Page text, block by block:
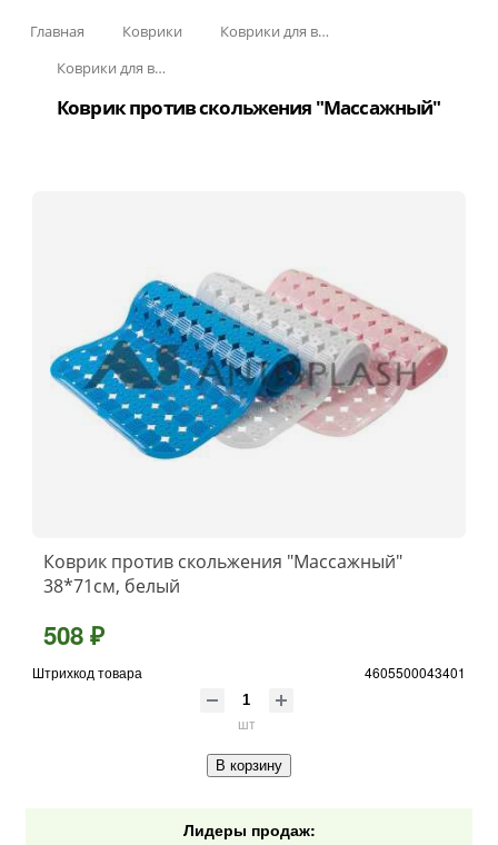
Главная Коврики
Коврики для ванн
Коврики для ванн против скольжения
Коврик против скольжения "Массажный"
Коврик против скольжения "Массажный"
38*71см, белый
508 ₽
Штрихкод товара 4605500043401
шт
В корзину
Лидеры продаж: